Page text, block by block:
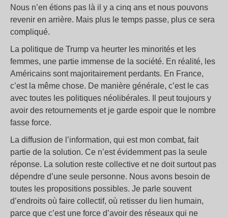
Nous n’en étions pas là il y a cinq ans et nous pouvons
revenir en arrière. Mais plus le temps passe, plus ce sera
compliqué.
La politique de Trump va heurter les minorités et les
femmes, une partie immense de la société. En réalité, les
Américains sont majoritairement perdants. En France,
c’est la même chose. De manière générale, c’est le cas
avec toutes les politiques néolibérales. Il peut toujours y
avoir des retournements et je garde espoir que le nombre
fasse force.
La diffusion de l’information, qui est mon combat, fait
partie de la solution. Ce n’est évidemment pas la seule
réponse. La solution reste collective et ne doit surtout pas
dépendre d’une seule personne. Nous avons besoin de
toutes les propositions possibles. Je parle souvent
d’endroits où faire collectif, où retisser du lien humain,
parce que c’est une force d’avoir des réseaux qui ne